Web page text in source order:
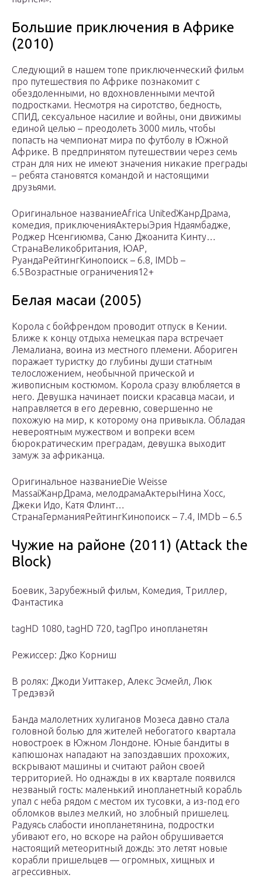
Большие приключения в Африке
(2010)
Следующий в нашем топе приключенческий фильм
про путешествия по Африке познакомит с
обездоленными, но вдохновленными мечтой
подростками. Несмотря на сиротство, бедность,
СПИД, сексуальное насилие и войны, они движимы
единой целью – преодолеть 3000 миль, чтобы
попасть на чемпионат мира по футболу в Южной
Африке. В предпринятом путешествии через семь
стран для них не имеют значения никакие преграды
– ребята становятся командой и настоящими
друзьями.
Оригинальное названиеAfrica UnitedЖанрДрама,
комедия, приключенияАктерыЭрия Ндаямбадже,
Роджер Нсенгиюмва, Саню Джоанита Кинту…
СтранаВеликобритания, ЮАР,
РуандаРейтингКинопоиск – 6.8, IMDb –
6.5Возрастные ограничения12+
Белая масаи (2005)
Корола с бойфрендом проводит отпуск в Кении.
Ближе к концу отдыха немецкая пара встречает
Лемалиана, воина из местного племени. Абориген
поражает туристку до глубины души статным
телосложением, необычной прической и
живописным костюмом. Корола сразу влюбляется в
него. Девушка начинает поиски красавца масаи, и
направляется в его деревню, совершенно не
похожую на мир, к которому она привыкла. Обладая
невероятным мужеством и вопреки всем
бюрократическим преградам, девушка выходит
замуж за африканца.
Оригинальное названиеDie Weisse
MassaiЖанрДрама, мелодрамаАктерыНина Хосс,
Джеки Идо, Катя Флинт…
СтранаГерманияРейтингКинопоиск – 7.4, IMDb – 6.5
Чужие на районе (2011) (Attack the
Block)
Боевик, Зарубежный фильм, Комедия, Триллер,
Фантастика
tagHD 1080, tagHD 720, tagПро инопланетян
Режиссер: Джо Корниш
В ролях: Джоди Уиттакер, Алекс Эсмейл, Люк
Тредэвэй
Банда малолетних хулиганов Мозеса давно стала
головной болью для жителей небогатого квартала
новостроек в Южном Лондоне. Юные бандиты в
капюшонах нападают на запоздавших прохожих,
вскрывают машины и считают район своей
территорией. Но однажды в их квартале появился
незваный гость: маленький инопланетный корабль
упал с неба рядом с местом их тусовки, а из-под его
обломков вылез мелкий, но злобный пришелец.
Радуясь слабости инопланетянина, подростки
убивают его, но вскоре на район обрушивается
настоящий метеоритный дождь: это летят новые
корабли пришельцев — огромных, хищных и
агрессивных.